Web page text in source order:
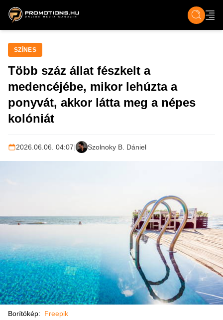
ZENE, FILM & KULT ÉLET TECH &
SZÍNES
Több száz állat fészkelt a
medencéjébe, mikor lehúzta a
ponyvát, akkor látta meg a népes
kolóniát
2026.06.06. 04:07| Szolnoky B. Dániel
Borítókép: Freepik